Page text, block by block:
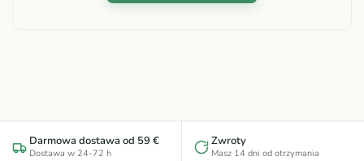
Darmowa dostawa od 59 €
Dostawa w 24-72 h
Zwroty
Masz 14 dni od otrzymania